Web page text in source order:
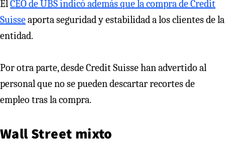
ElCEO de UBS indicó además que la compra de Credit
Suisseaporta seguridad y estabilidad a los clientes de la
entidad.
Por otra parte, desde Credit Suisse han advertido al
personal que no se pueden descartar recortes de
empleo tras la compra.
Wall Street mixto